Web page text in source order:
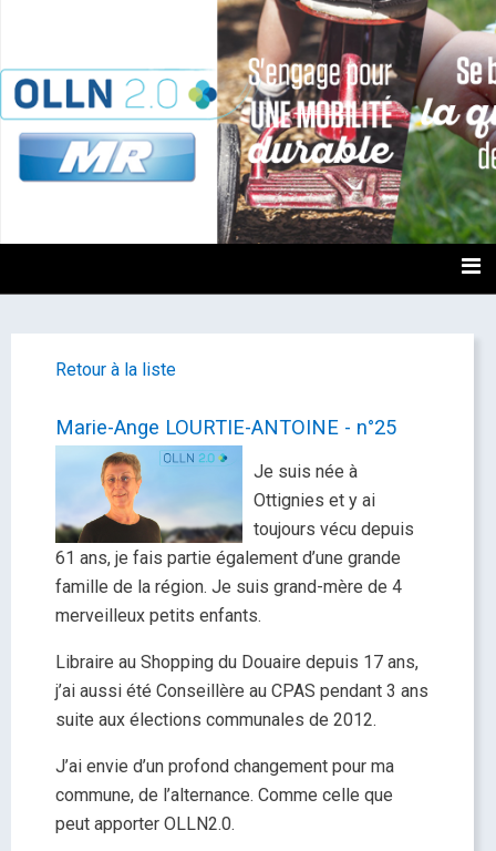
OLLN2.0
Retour à la liste
Marie-Ange LOURTIE-ANTOINE - n°25
Je suis née à
Ottignies et y ai
toujours vécu depuis
61 ans, je fais partie également d’une grande
famille de la région. Je suis grand-mère de 4
merveilleux petits enfants.
Libraire au Shopping du Douaire depuis 17 ans,
j’ai aussi été Conseillère au CPAS pendant 3 ans
suite aux élections communales de 2012.
J’ai envie d’un profond changement pour ma
commune, de l’alternance. Comme celle que
peut apporter OLLN2.0.